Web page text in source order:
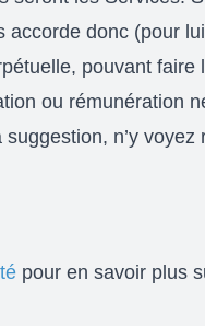
donc (pour
pouvant
ou
n’y
pour en savoir plus